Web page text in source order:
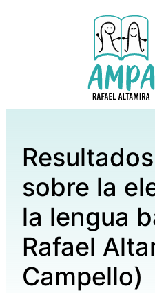
sobre la
la lengua
Rafael
Campello)